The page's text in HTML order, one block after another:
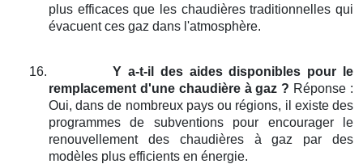
plus efficaces que les chaudières traditionnelles qui
évacuent ces gaz dans l'atmosphère.
16.
Y a-t-il des aides disponibles pour le
remplacement d'une chaudière à gaz ? Réponse :
Oui, dans de nombreux pays ou régions, il existe des
programmes de subventions pour encourager le
renouvellement des chaudières à gaz par des
modèles plus efficients en énergie.